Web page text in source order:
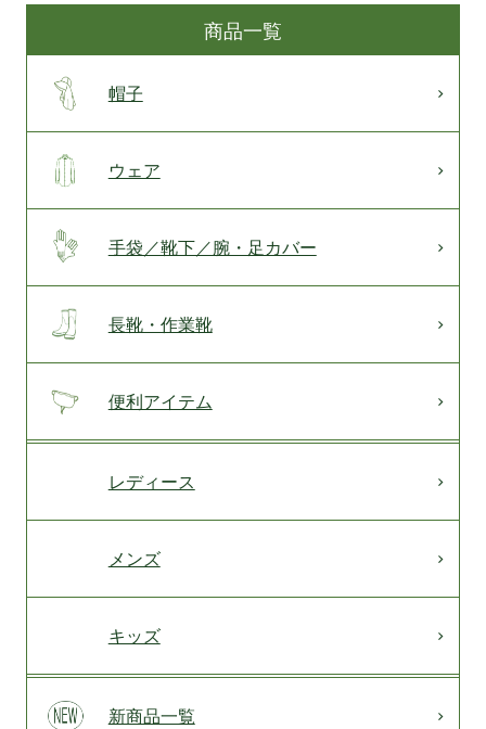
商品一覧
帽子
ウェア
手袋／靴下／腕・足カバー
長靴・作業靴
便利アイテム
レディース
メンズ
キッズ
新商品一覧